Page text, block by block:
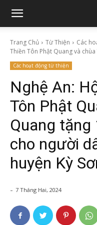
Trang Chủ Từ Thiện Các
Thiền Tôn Phật Quang và chùa
Các hoạt động từ thiện
Nghệ An:
Tôn Phật
Quang
cho người
huyện Kỳ
- 7 Tháng Hai, 2024